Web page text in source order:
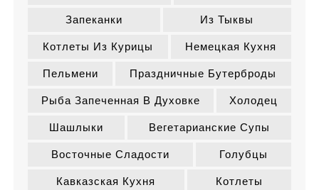
Запеканки Из Тыквы
Котлеты Из Курицы Немецкая Кухня
Пельмени Праздничные Бутерброды
Рыба Запеченная В Духовке Холодец
Шашлыки Вегетарианские Супы
Восточные Сладости Голубцы
Кавказская Кухня Котлеты